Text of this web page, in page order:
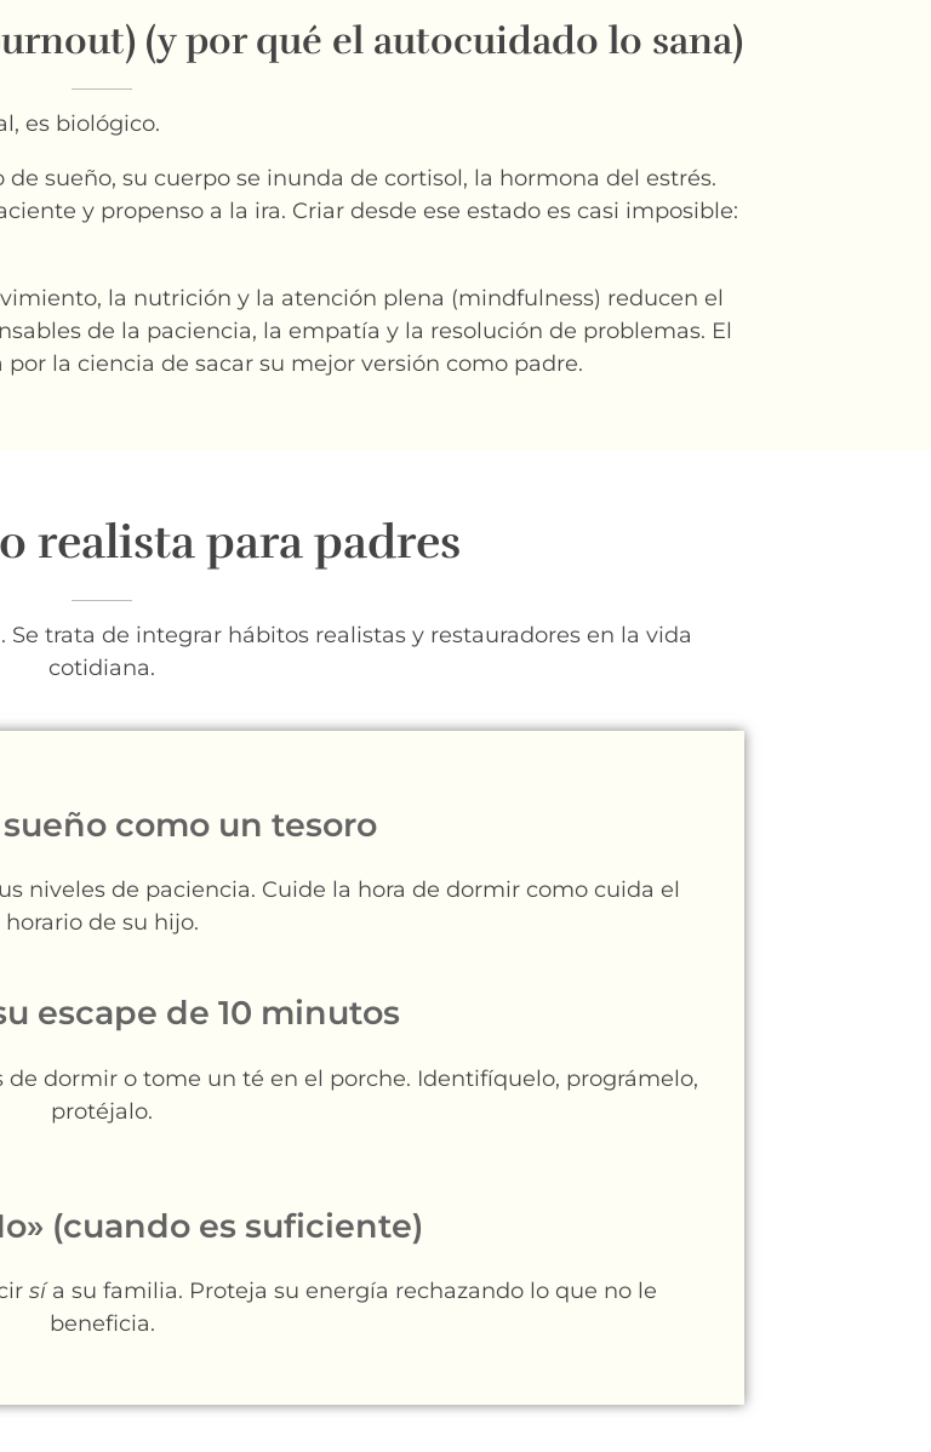
(y por qué el autocuidado lo sana)
es biológico.
sueño, su cuerpo se inunda de cortisol, la hormona del estrés.
y propenso a la ira. Criar desde ese estado es casi imposible:
la nutrición y la atención plena (mindfulness) reducen el
de la paciencia, la empatía y la resolución de problemas. El
la ciencia de sacar su mejor versión como padre.
realista para padres
trata de integrar hábitos realistas y restauradores en la vida
cotidiana.
como un tesoro
niveles de paciencia. Cuide la hora de dormir como cuida el
horario de su hijo.
escape de 10 minutos
de dormir o tome un té en el porche. Identifíquelo, prográmelo,
protéjalo.
(cuando es suficiente)
sía su familia. Proteja su energía rechazando lo que no le
beneficia.